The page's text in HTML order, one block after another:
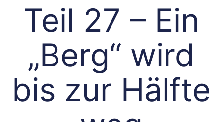
Teil 27 – Ein
„Berg“ wird
bis zur Hälfte